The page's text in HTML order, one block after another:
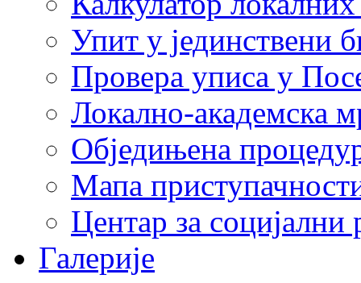
Упит у јединствени
Провера уписа у
Локално-академска
Обједињена
Мапа
Центар за
Галерије